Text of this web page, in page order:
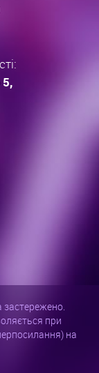
5,
застережено.
при
на